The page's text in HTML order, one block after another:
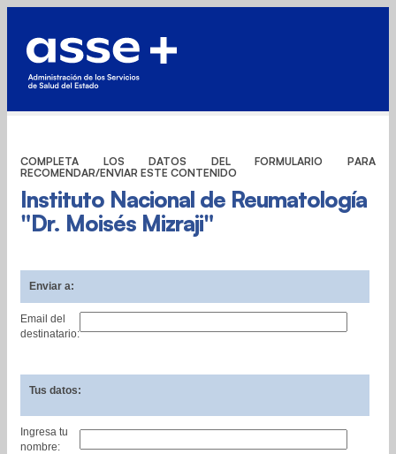
COMPLETA LOS DATOS DEL FORMULARIO PARA
RECOMENDAR/ENVIAR ESTE CONTENIDO
Instituto Nacional de Reumatología
"Dr. Moisés Mizraji"
Enviar a:
Email del
destinatario:
Tus datos:
Ingresa tu
nombre: